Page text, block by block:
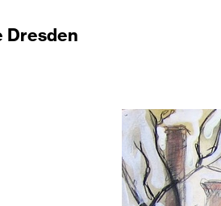
Dresden